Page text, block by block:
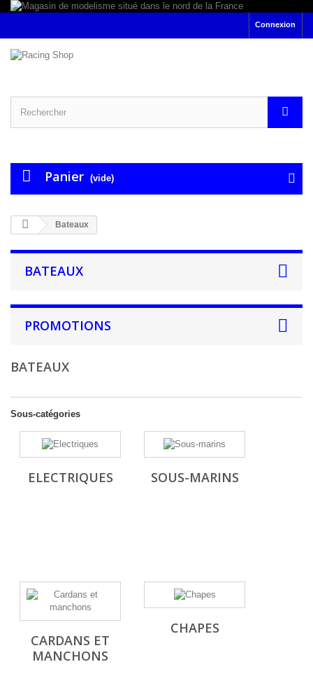
Connexion
Panier (vide)
Bateaux
BATEAUX
PROMOTIONS
BATEAUX
Sous-catégories
ELECTRIQUES SOUS-MARINS
CARDANS ET
MANCHONS
CHAPES